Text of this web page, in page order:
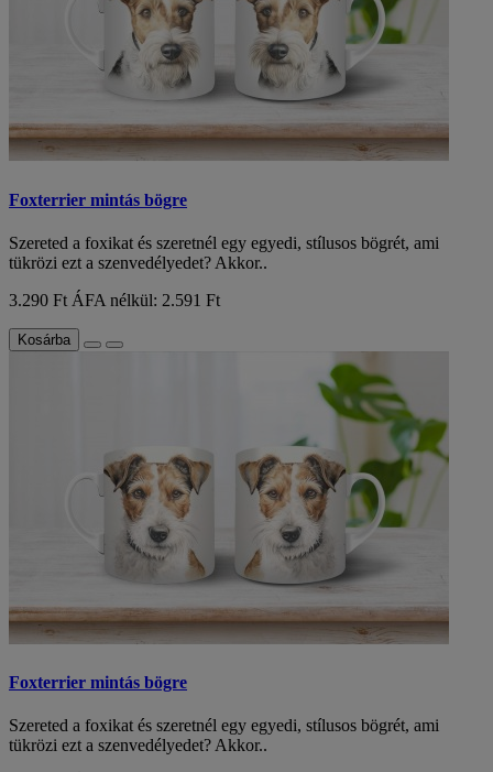
Foxterrier mintás bögre
Szereted a foxikat és szeretnél egy egyedi, stílusos bögrét, ami
tükrözi ezt a szenvedélyedet? Akkor..
3.290 Ft ÁFA nélkül: 2.591 Ft
Kosárba
Foxterrier mintás bögre
Szereted a foxikat és szeretnél egy egyedi, stílusos bögrét, ami
tükrözi ezt a szenvedélyedet? Akkor..